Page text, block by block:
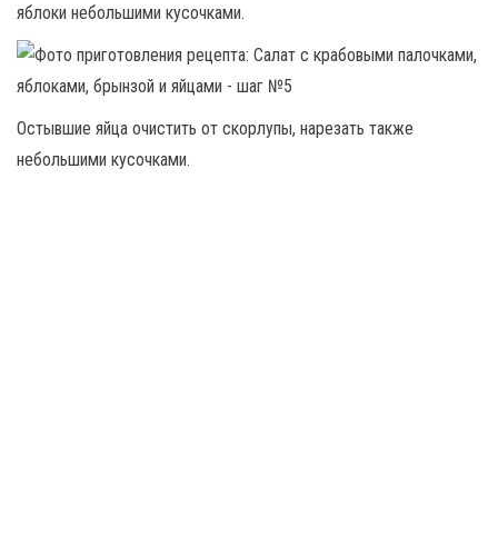
яблоки небольшими кусочками.
Остывшие яйца очистить от скорлупы, нарезать также
небольшими кусочками.